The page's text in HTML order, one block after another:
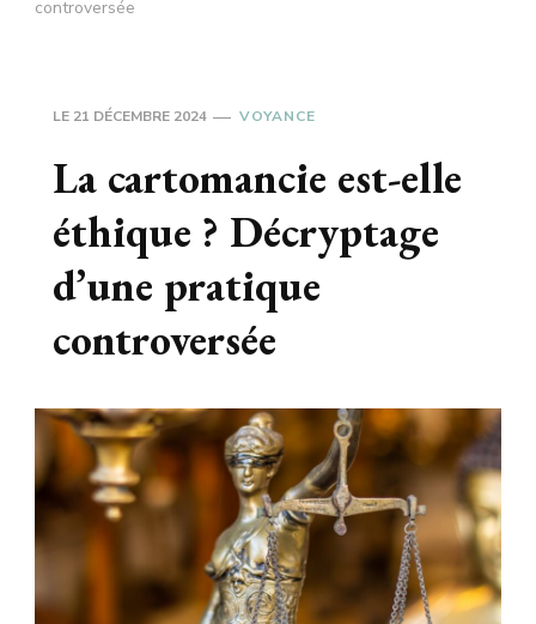
controversée
LE 21 DÉCEMBRE 2024 VOYANCE
La cartomancie est-elle
éthique ? Décryptage
d’une pratique
controversée